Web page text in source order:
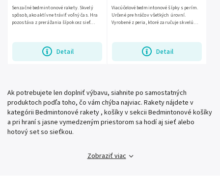
Detail
Senzačné bedmintonové rakety. Skvelý
spôsob, ako aktívne tráviť voľný čas. Hra
pozostáva z prerážania šípok cez sieť
Detail
Viacúčelové bedmintonové šípky s perím.
Určené pre hráčov všetkých úrovní.
Vyrobené z peria, ktoré zaručuje skvelú
Ak potrebujete len doplniť výbavu, siahnite po samostatných
produktoch podľa toho, čo vám chýba najviac. Rakety nájdete v
kategórii Bedmintonové rakety , košíky v sekcii Bedmintonové košíky
a pri hraní s jasne vymedzeným priestorom sa hodí aj sieť alebo
hotový set so sieťkou.
Zobraziť viac